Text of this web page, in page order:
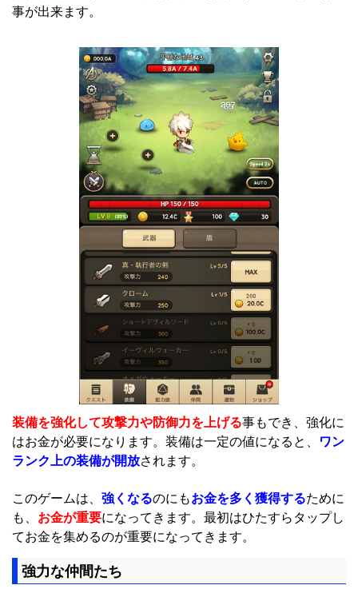
事が出来ます。
装備を強化して攻撃力や防御力を上げる事もでき、強化に
はお金が必要になります。装備は一定の値になると、 ワン
ランク上の装備が開放されます。
このゲームは、 強くなるのにもお金を多く獲得するために
も、 お金が重要になってきます。最初はひたすらタップし
てお金を集めるのが重要になってきます。
強力な仲間たち